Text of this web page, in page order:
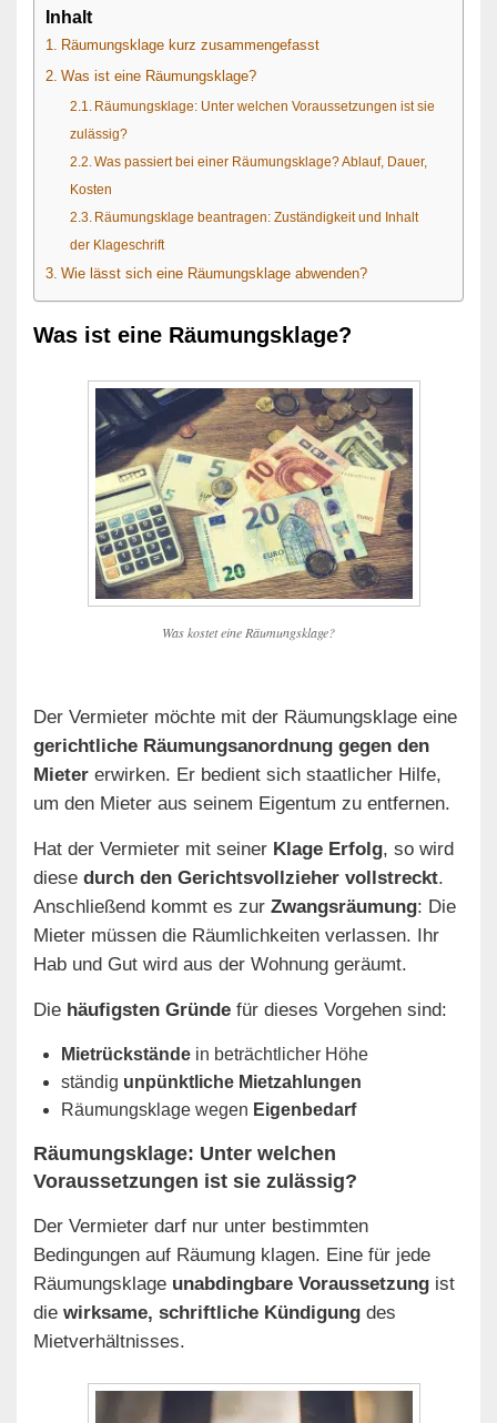
Inhalt
Räumungsklage kurz zusammengefasst
Was ist eine Räumungsklage?
Räumungsklage: Unter welchen Voraussetzungen ist sie
zulässig?
Was passiert bei einer Räumungsklage? Ablauf, Dauer,
Kosten
Räumungsklage beantragen: Zuständigkeit und Inhalt
der Klageschrift
Wie lässt sich eine Räumungsklage abwenden?
Was ist eine Räumungsklage?
Was kostet eine Räumungsklage?
Der Vermieter möchte mit der Räumungsklage eine
gerichtliche Räumungsanordnung gegen den
Mieter erwirken. Er bedient sich staatlicher Hilfe,
um den Mieter aus seinem Eigentum zu entfernen.
Hat der Vermieter mit seiner Klage Erfolg, so wird
diese durch den Gerichtsvollzieher vollstreckt.
Anschließend kommt es zur Zwangsräumung: Die
Mieter müssen die Räumlichkeiten verlassen. Ihr
Hab und Gut wird aus der Wohnung geräumt.
Die häufigsten Gründe für dieses Vorgehen sind:
Mietrückstände in beträchtlicher Höhe
ständig unpünktliche Mietzahlungen
Räumungsklage wegen Eigenbedarf
Räumungsklage: Unter welchen
Voraussetzungen ist sie zulässig?
Der Vermieter darf nur unter bestimmten
Bedingungen auf Räumung klagen. Eine für jede
Räumungsklage unabdingbare Voraussetzung ist
die wirksame, schriftliche Kündigung des
Mietverhältnisses.